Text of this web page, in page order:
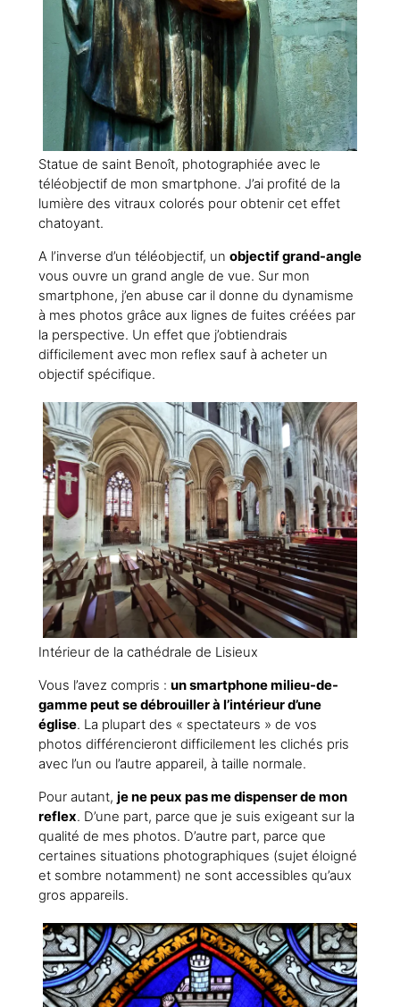
Statue de saint Benoît, photographiée avec le
téléobjectif de mon smartphone. J’ai profité de la
lumière des vitraux colorés pour obtenir cet effet
chatoyant.
A l’inverse d’un téléobjectif, un objectif grand-angle
vous ouvre un grand angle de vue. Sur mon
smartphone, j’en abuse car il donne du dynamisme
à mes photos grâce aux lignes de fuites créées par
la perspective. Un effet que j’obtiendrais
difficilement avec mon reflex sauf à acheter un
objectif spécifique.
Intérieur de la cathédrale de Lisieux
Vous l’avez compris : un smartphone milieu-de-
gamme peut se débrouiller à l’intérieur d’une
église. La plupart des « spectateurs » de vos
photos différencieront difficilement les clichés pris
avec l’un ou l’autre appareil, à taille normale.
Pour autant, je ne peux pas me dispenser de mon
reflex. D’une part, parce que je suis exigeant sur la
qualité de mes photos. D’autre part, parce que
certaines situations photographiques (sujet éloigné
et sombre notamment) ne sont accessibles qu’aux
gros appareils.